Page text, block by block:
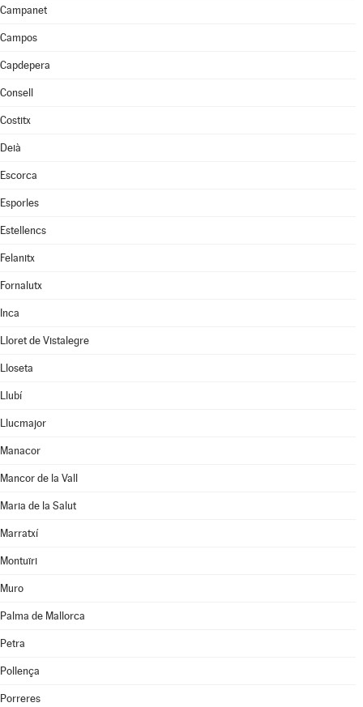
Campanet
Campos
Capdepera
Consell
Costitx
Deià
Escorca
Esporles
Estellencs
Felanitx
Fornalutx
Inca
Lloret de Vistalegre
Lloseta
Llubí
Llucmajor
Manacor
Mancor de la Vall
Maria de la Salut
Marratxí
Montuïri
Muro
Palma de Mallorca
Petra
Pollença
Porreres